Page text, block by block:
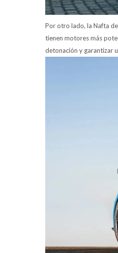
Por otro lado, la Nafta
tienen motores más
detonación y garantizar